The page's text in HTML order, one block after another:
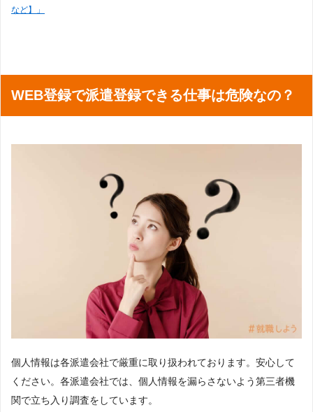
など】」
WEB登録で派遣登録できる仕事は危険なの？
個人情報は各派遣会社で厳重に取り扱われております。安心して
ください。各派遣会社では、個人情報を漏らさないよう第三者機
関で立ち入り調査をしています。